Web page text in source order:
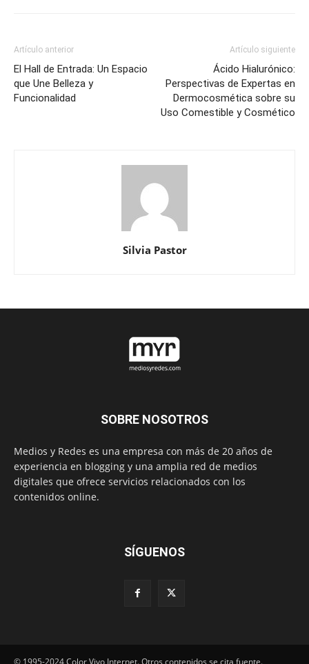
Artículo anterior
El Hall de Entrada: Un Espacio
que Une Belleza y
Funcionalidad
Artículo siguiente
Ácido Hialurónico:
Perspectivas de Expertas en
Dermocosmética sobre su
Uso Comestible y Cosmético
Silvia Pastor
SOBRE NOSOTROS
Medios y Redes es una empresa con más de 20 años de
experiencia en blogging y una amplia red de medios
digitales que ofrece servicios relacionados con los
contenidos online.
SÍGUENOS